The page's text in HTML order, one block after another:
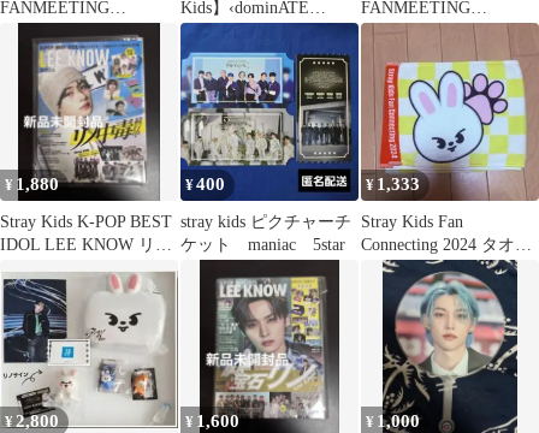
FANMEETING
IDPHOTO SET／BC
Kids】‹dominATE
JAPAN>完全生産限定
盤 HMV
FANMEETING
IDPHOTO SET／HN
¥ 1,880
Stray Kids K-POP BEST
IDOL LEE KNOW リノ
中毒
¥400
stray kids ピクチャーチ
ケット maniac 5star
¥ 1,333
Stray Kids Fan
Connecting 2024 タオル
リノ
¥2,800 ¥ 1,600 ¥ 1,000